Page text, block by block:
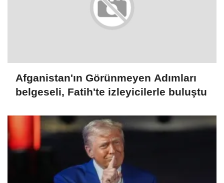
Afganistan'ın Görünmeyen Adımları
belgeseli, Fatih'te izleyicilerle buluştu